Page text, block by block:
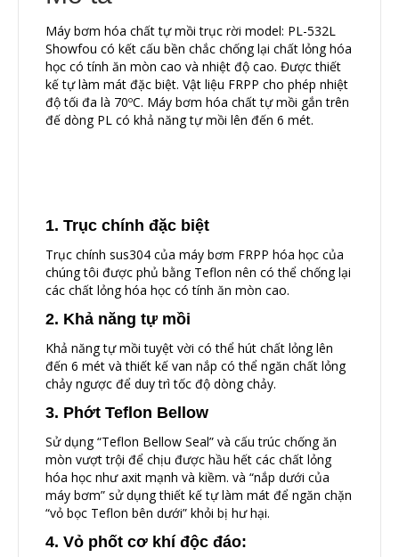
Máy bơm hóa chất tự mồi trục rời model: PL-532L
Showfou có kết cấu bền chắc chống lại chất lỏng hóa
học có tính ăn mòn cao và nhiệt độ cao. Được thiết
kế tự làm mát đặc biệt. Vật liệu FRPP cho phép nhiệt
độ tối đa là 70ºC. Máy bơm hóa chất tự mồi gắn trên
đế dòng PL có khả năng tự mồi lên đến 6 mét.
1. Trục chính đặc biệt
Trục chính sus304 của máy bơm FRPP hóa học của
chúng tôi được phủ bằng Teflon nên có thể chống lại
các chất lỏng hóa học có tính ăn mòn cao.
2. Khả năng tự mồi
Khả năng tự mồi tuyệt vời có thể hút chất lỏng lên
đến 6 mét và thiết kế van nắp có thể ngăn chất lỏng
chảy ngược để duy trì tốc độ dòng chảy.
3. Phớt Teflon Bellow
Sử dụng “Teflon Bellow Seal” và cấu trúc chống ăn
mòn vượt trội để chịu được hầu hết các chất lỏng
hóa học như axit mạnh và kiềm. và “nắp dưới của
máy bơm” sử dụng thiết kế tự làm mát để ngăn chặn
“vỏ bọc Teflon bên dưới” khỏi bị hư hại.
4. Vỏ phốt cơ khí độc đáo: